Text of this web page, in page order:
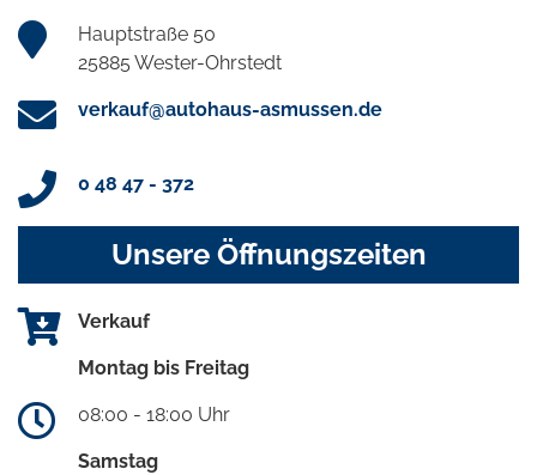
Hauptstraße 50
25885 Wester-Ohrstedt
verkauf@autohaus-asmussen.de
0 48 47 - 372
Unsere Öffnungszeiten
Verkauf
Montag bis Freitag
08:00 - 18:00 Uhr
Samstag